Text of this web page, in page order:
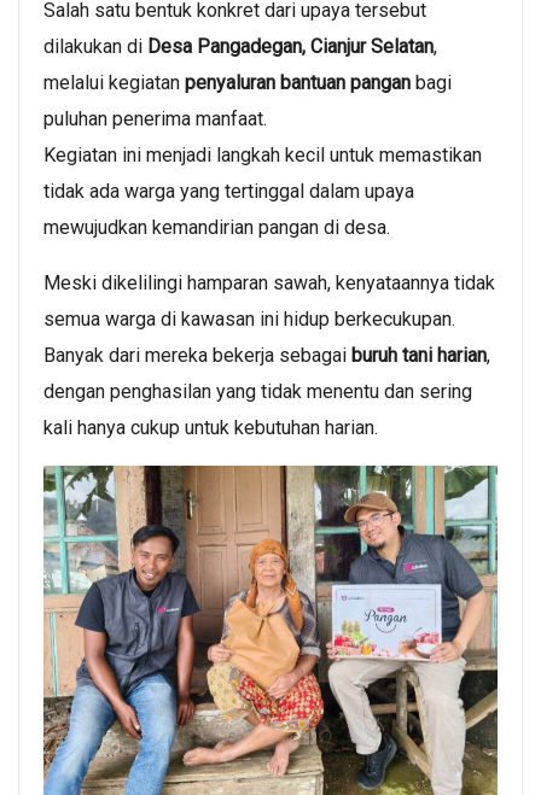
Salah satu bentuk konkret dari upaya tersebut
dilakukan di Desa Pangadegan, Cianjur Selatan,
melalui kegiatan penyaluran bantuan pangan bagi
puluhan penerima manfaat.
Kegiatan ini menjadi langkah kecil untuk memastikan
tidak ada warga yang tertinggal dalam upaya
mewujudkan kemandirian pangan di desa.
Meski dikelilingi hamparan sawah, kenyataannya tidak
semua warga di kawasan ini hidup berkecukupan.
Banyak dari mereka bekerja sebagai buruh tani harian,
dengan penghasilan yang tidak menentu dan sering
kali hanya cukup untuk kebutuhan harian.